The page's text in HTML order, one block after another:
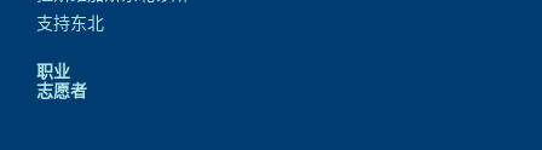
支持东北
职业
志愿者